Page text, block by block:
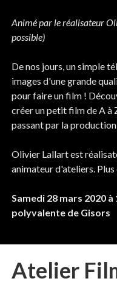
Animé par le réalisateur
possible)
De nos jours, un simple
images d'une grande
pour faire un film !
créer un petit film de A à
passant par la
Olivier Lallart est
animateur d'ateliers.
Samedi 28 mars 2020 à
polyvalente de Gisors
Atelier